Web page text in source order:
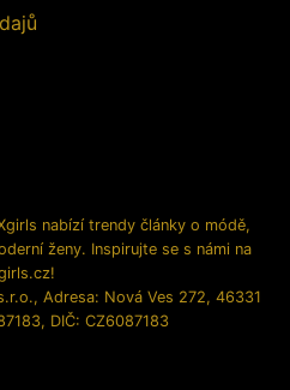
nabízí trendy články o módě,
ženy. Inspirujte se s námi na
Adresa: Nová Ves 272, 46331
DIČ: CZ6087183